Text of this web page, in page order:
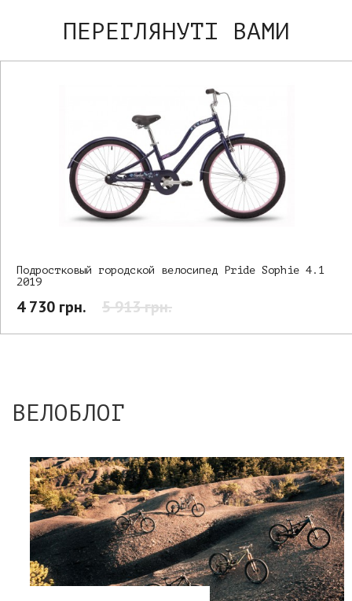
ПЕРЕГЛЯНУТІ ВАМИ
Подростковый городской велосипед Pride Sophie 4.1
2019
4 730 грн. 5 913 грн.
ВЕЛОБЛОГ